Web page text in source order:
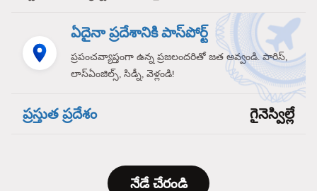
ఏదైనా ప్రదేశానికి పాస్‌పోర్ట్
ప్రపంచవ్యాప్తంగా ఉన్న ప్రజలందరితో జత అవ్వండి. పారిస్,
లాస్‌ఏంజిల్స్, సిడ్నీ, వెళ్లండి!
ప్రస్తుత ప్రదేశం గైనెస్విల్లే
నేడే చేరండి